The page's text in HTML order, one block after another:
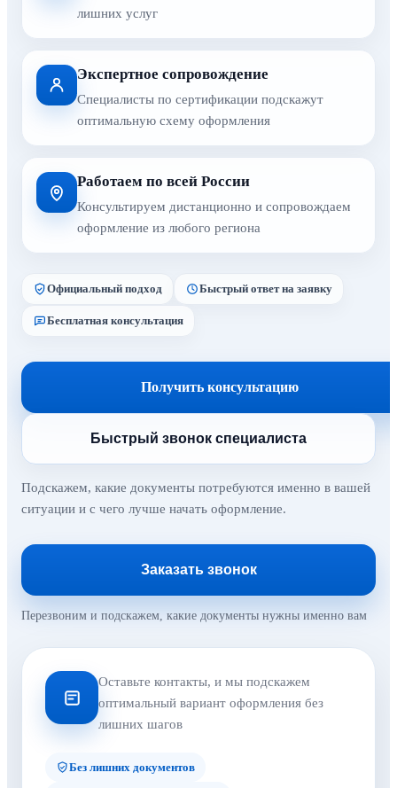
лишних услуг
Экспертное сопровождение
Специалисты по сертификации подскажут
оптимальную схему оформления
Работаем по всей России
Консультируем дистанционно и сопровождаем
оформление из любого региона
Официальный подход Быстрый ответ на заявку
Бесплатная консультация
Получить консультацию
Быстрый звонок специалиста
Подскажем, какие документы потребуются именно в вашей
ситуации и с чего лучше начать оформление.
Заказать звонок
Перезвоним и подскажем, какие документы нужны именно вам
Оставьте контакты, и мы подскажем
оптимальный вариант оформления без
лишних шагов
Без лишних документов